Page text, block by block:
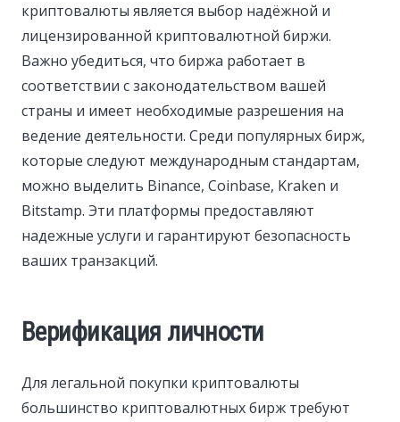
криптовалюты является выбор надёжной и
лицензированной криптовалютной биржи.
Важно убедиться, что биржа работает в
соответствии с законодательством вашей
страны и имеет необходимые разрешения на
ведение деятельности. Среди популярных бирж,
которые следуют международным стандартам,
можно выделить Binance, Coinbase, Kraken и
Bitstamp. Эти платформы предоставляют
надежные услуги и гарантируют безопасность
ваших транзакций.
Верификация личности
Для легальной покупки криптовалюты
большинство криптовалютных бирж требуют